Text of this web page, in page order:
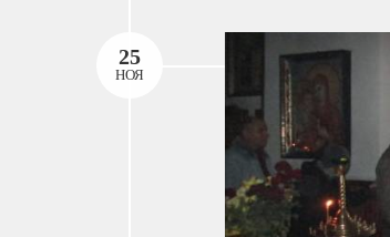
25
НОЯ